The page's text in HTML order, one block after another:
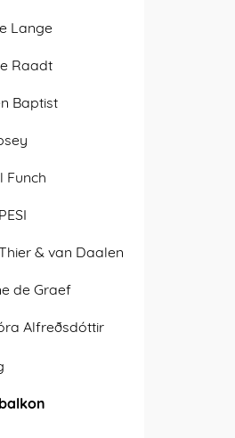
Lange
Raadt
Baptist
Funch
& van Daalen
de Graef
Alfreðsdóttir